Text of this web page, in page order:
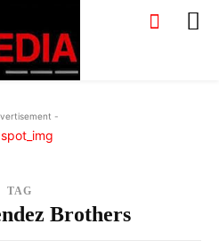
-
TAG
Brothers